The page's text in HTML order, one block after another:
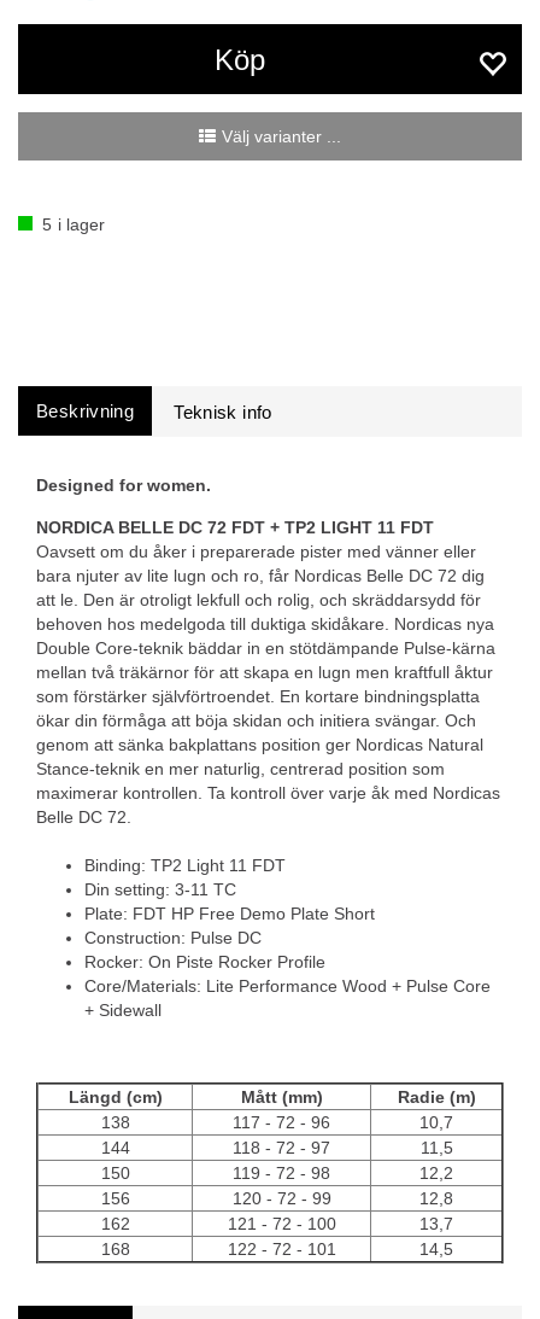
Köp
Välj varianter ...
5 i lager
Beskrivning
Designed for women.
NORDICA BELLE DC 72 FDT + TP2 LIGHT 11 FDT
Oavsett om du åker i preparerade pister med vänner eller
bara njuter av lite lugn och ro, får Nordicas Belle DC 72 dig
att le. Den är otroligt lekfull och rolig, och skräddarsydd för
behoven hos medelgoda till duktiga skidåkare. Nordicas nya
Double Core-teknik bäddar in en stötdämpande Pulse-kärna
mellan två träkärnor för att skapa en lugn men kraftfull åktur
som förstärker självförtroendet. En kortare bindningsplatta
ökar din förmåga att böja skidan och initiera svängar. Och
genom att sänka bakplattans position ger Nordicas Natural
Stance-teknik en mer naturlig, centrerad position som
maximerar kontrollen. Ta kontroll över varje åk med Nordicas
Belle DC 72.
Binding: TP2 Light 11 FDT
Din setting: 3-11 TC
Plate: FDT HP Free Demo Plate Short
Construction: Pulse DC
Rocker: On Piste Rocker Profile
Core/Materials: Lite Performance Wood + Pulse Core
+ Sidewall
Längd (cm) Mått (mm)
Radie (m)
138
117 - 72 - 96
10,7
144
118 - 72 - 97
11,5
150
119 - 72 - 98
12,2
156
120 - 72 - 99
12,8
162
121 - 72 - 100
13,7
168
122 - 72 - 101 14,5